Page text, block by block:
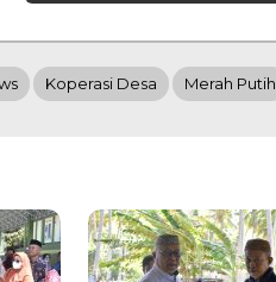
Koperasi Desa Merah Putih